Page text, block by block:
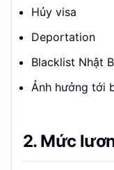
Hủy visa
Deportation
Blacklist Nhật
Ảnh hưởng tới
2. Mức